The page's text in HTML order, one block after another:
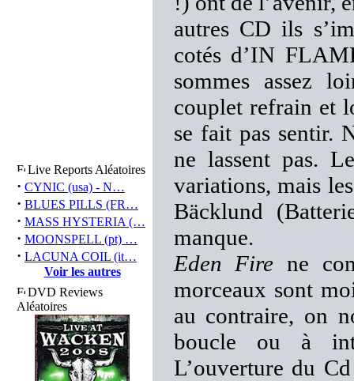
Live Reports Aléatoires
· CYNIC (usa) - N…
· BLUES PILLS (FR…
· MASS HYSTERIA (…
· MOONSPELL (pt) …
· LACUNA COIL (it…
Voir les autres
DVD Reviews
Aléatoires
autres CD ils
cotés d’IN
sommes assez
couplet refrain et
se fait pas sentir.
ne lassent pas.
variations, mais
Bäcklund
manque.
Eden Fire ne
morceaux sont
au contraire, on
boucle ou à
L’ouverture du